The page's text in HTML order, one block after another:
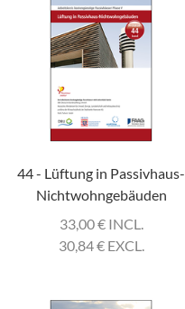
44 - Lüftung in Passivhaus-
Nichtwohngebäuden
33,00€INCL.
30,84€EXCL.